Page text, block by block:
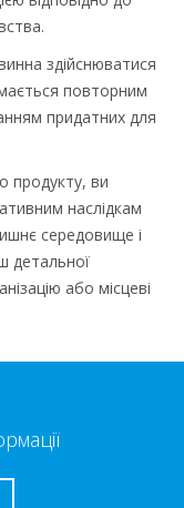
здійснюватися
повторним
придатних для
продукту, ви
наслідкам
середовище і
детальної
або місцеві